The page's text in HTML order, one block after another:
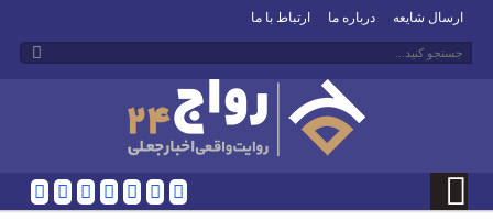
ارسال شایعه درباره ما ارتباط با ما